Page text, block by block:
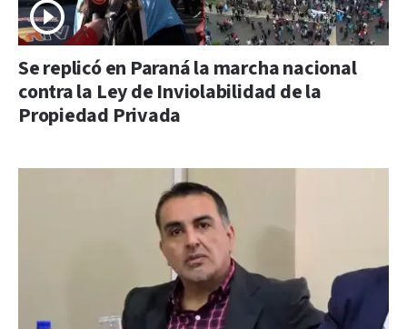
Se replicó en Paraná la marcha nacional
contra la Ley de Inviolabilidad de la
Propiedad Privada